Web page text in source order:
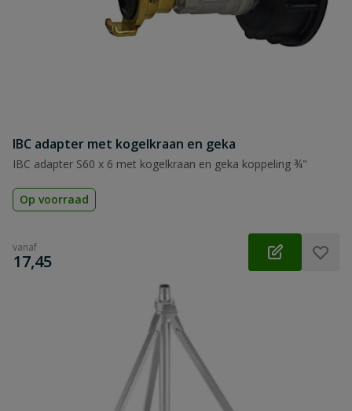
IBC adapter met kogelkraan en geka
IBC adapter S60 x 6 met kogelkraan en geka koppeling ¾"
Op voorraad
vanaf
€
17,45